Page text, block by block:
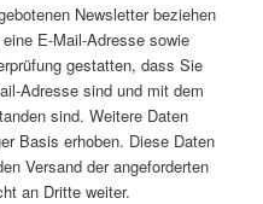
Newsletter beziehen
E-Mail-Adresse sowie
gestatten, dass Sie
Adresse sind und mit dem
sind. Weitere Daten
Basis erhoben. Diese Daten
Versand der angeforderten
an Dritte weiter.